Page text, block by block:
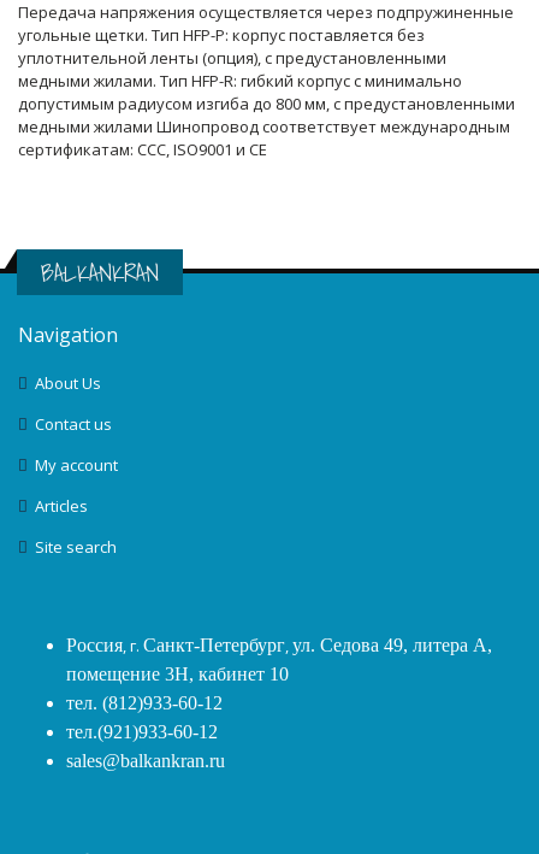
Передача напряжения осуществляется через подпружиненные
угольные щетки. Тип HFP-P: корпус поставляется без
уплотнительной ленты (опция), с предустановленными
медными жилами. Тип HFP-R: гибкий корпус с минимально
допустимым радиусом изгиба до 800 мм, с предустановленными
медными жилами Шинопровод соответствует международным
сертификатам: ССС, ISO9001 и CE
BALKANKRAN
Navigation
About Us
Contact us
My account
Articles
Site search
Россия, г. Санкт-Петербург,ул. Седова 49, литера А,
помещение 3Н, кабинет 10
тел. (812)933-60-12
тел.(921)933-60-12
sales@balkankran.ru